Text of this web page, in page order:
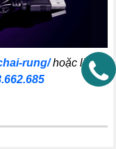
rung/hoặc liên